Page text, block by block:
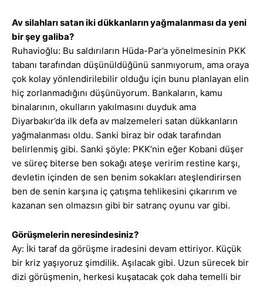
Av silahları satan iki dükkanların yağmalanması da yeni
bir şey galiba?
Ruhavioğlu: Bu saldırıların Hüda-Par’a yönelmesinin PKK
tabanı tarafından düşünüldüğünü sanmıyorum, ama oraya
çok kolay yönlendirilebilir olduğu için bunu planlayan elin
hiç zorlanmadığını düşünüyorum. Bankaların, kamu
binalarının, okulların yakılmasını duyduk ama
Diyarbakır’da ilk defa av malzemeleri satan dükkanların
yağmalanması oldu. Sanki biraz bir odak tarafından
belirlenmiş gibi. Sanki şöyle: PKK’nin eğer Kobani düşer
ve süreç biterse ben sokağı ateşe veririm restine karşı,
devletin içinden de sen benim sokakları ateşlendirirsen
ben de senin karşına iç çatışma tehlikesini çıkarırım ve
kazanan sen olmazsın gibi bir satranç oyunu var gibi.
Görüşmelerin neresindesiniz?
Ay: İki taraf da görüşme iradesini devam ettiriyor. Küçük
bir kriz yaşıyoruz şimdilik. Aşılacak gibi. Uzun sürecek bir
dizi görüşmenin, herkesi kuşatacak çok daha temelli bir